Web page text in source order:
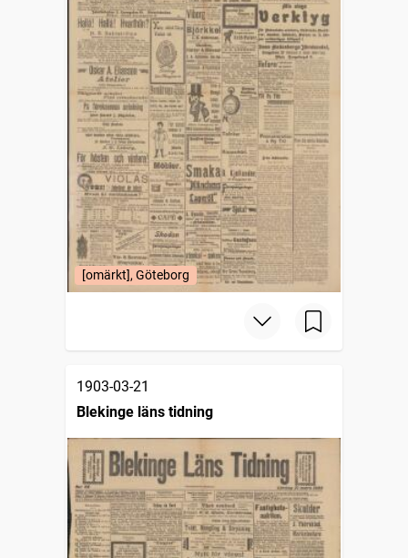
[omärkt], Göteborg
1903-03-21
Blekinge läns tidning